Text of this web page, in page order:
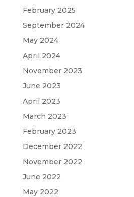
February 2025
September 2024
May 2024
April 2024
November 2023
June 2023
April 2023
March 2023
February 2023
December 2022
November 2022
June 2022
May 2022